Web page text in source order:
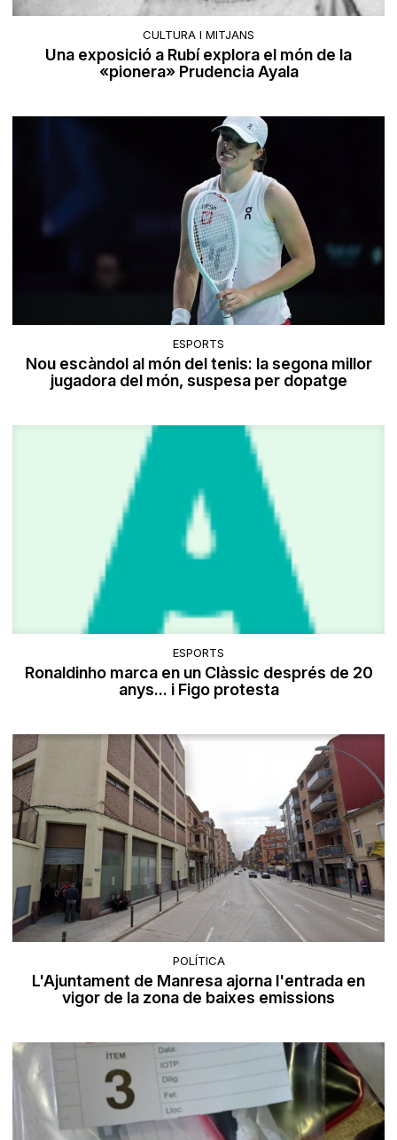
CULTURA I MITJANS
Una exposició a Rubí explora el món de la
«pionera» Prudencia Ayala
ESPORTS
Nou escàndol al món del tenis: la segona millor
jugadora del món, suspesa per dopatge
ESPORTS
Ronaldinho marca en un Clàssic després de 20
anys... i Figo protesta
POLÍTICA
L'Ajuntament de Manresa ajorna l'entrada en
vigor de la zona de baixes emissions